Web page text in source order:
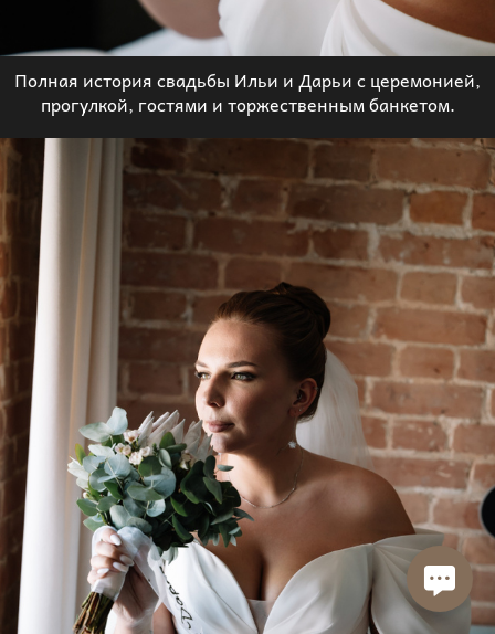
Полная история свадьбы Ильи и Дарьи с церемонией,
прогулкой, гостями и торжественным банкетом.